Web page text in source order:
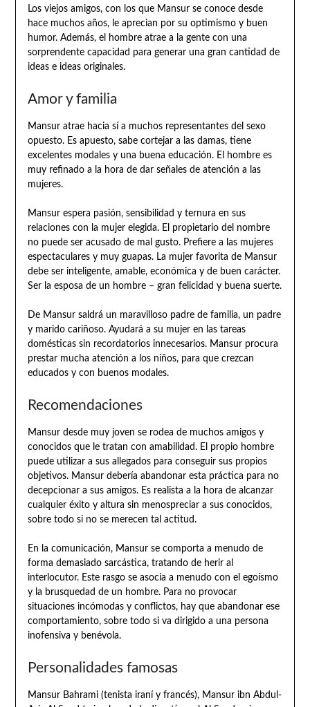
Los viejos amigos, con los que Mansur se conoce desde
hace muchos años, le aprecian por su optimismo y buen
humor. Además, el hombre atrae a la gente con una
sorprendente capacidad para generar una gran cantidad de
ideas e ideas originales.
Amor y familia
Mansur atrae hacia sí a muchos representantes del sexo
opuesto. Es apuesto, sabe cortejar a las damas, tiene
excelentes modales y una buena educación. El hombre es
muy refinado a la hora de dar señales de atención a las
mujeres.
Mansur espera pasión, sensibilidad y ternura en sus
relaciones con la mujer elegida. El propietario del nombre
no puede ser acusado de mal gusto. Prefiere a las mujeres
espectaculares y muy guapas. La mujer favorita de Mansur
debe ser inteligente, amable, económica y de buen carácter.
Ser la esposa de un hombre – gran felicidad y buena suerte.
De Mansur saldrá un maravilloso padre de familia, un padre
y marido cariñoso. Ayudará a su mujer en las tareas
domésticas sin recordatorios innecesarios. Mansur procura
prestar mucha atención a los niños, para que crezcan
educados y con buenos modales.
Recomendaciones
Mansur desde muy joven se rodea de muchos amigos y
conocidos que le tratan con amabilidad. El propio hombre
puede utilizar a sus allegados para conseguir sus propios
objetivos. Mansur debería abandonar esta práctica para no
decepcionar a sus amigos. Es realista a la hora de alcanzar
cualquier éxito y altura sin menospreciar a sus conocidos,
sobre todo si no se merecen tal actitud.
En la comunicación, Mansur se comporta a menudo de
forma demasiado sarcástica, tratando de herir al
interlocutor. Este rasgo se asocia a menudo con el egoísmo
y la brusquedad de un hombre. Para no provocar
situaciones incómodas y conflictos, hay que abandonar ese
comportamiento, sobre todo si va dirigido a una persona
inofensiva y benévola.
Personalidades famosas
Mansur Bahrami (tenista iraní y francés), Mansur ibn Abdul-